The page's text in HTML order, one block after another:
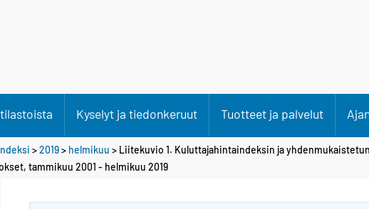
Kyselyt ja tiedonkeruut Tuotteet ja palvelut
>2019> helmikuu > Liitekuvio 1. Kuluttajahintaindeksin ja
tammikuu 2001 - helmikuu 2019